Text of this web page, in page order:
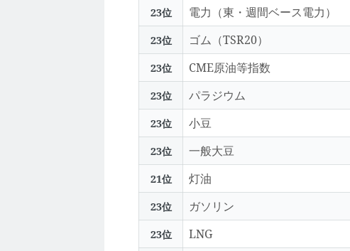
23位 電力（東・週間ベース電力）
23位 ゴム（TSR20）
23位 CME原油等指数
23位 パラジウム
23位 小豆
23位 一般大豆
21位 灯油
23位 ガソリン
23位 LNG